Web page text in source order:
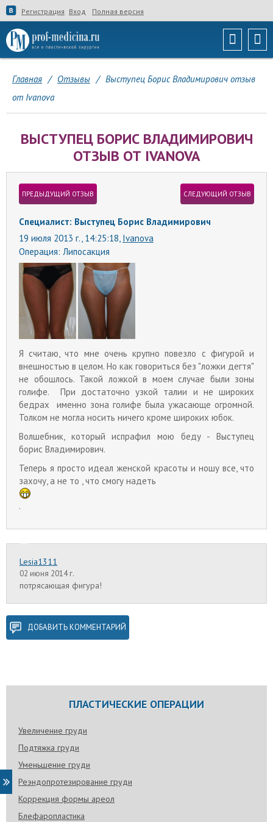
Регистрация Вход Полная версия
Главная / Отзывы / Выступец Борис Владимирович отзыв
от Ivanova
ВЫСТУПЕЦ БОРИС ВЛАДИМИРОВИЧ
ОТЗЫВ ОТ IVANOVA
ПРЕДЫДУЩИЙ ОТЗЫВ СЛЕДУЮЩИЙ ОТЗЫВ
Специалист: Выступец Борис Владимирович
19 июля 2013 г., 14:25:18, Ivanova
Операция: Липосакция
Я считаю, что мне очень крупно повезло с фигурой и
внешностью в целом. Но как говориться без "ложки дегтя"
не обошлось. Такой ложкой в моем случае были зоны
голифе. При достаточно узкой талии и не широких
бедрах именно зона голифе была ужасающе огромной.
Толком не могла носить ничего кроме широких юбок.
Волшебник, который испрафил мою беду - Выступец
борис Владимирович.
Теперь я просто идеал женской красоты и ношу все, что
захочу, а не то , что смогу надеть
.
Lesia1311
02 июня 2014 г.
потрясающая фигура!
ДОБАВИТЬ КОММЕНТАРИЙ
ПЛАСТИЧЕСКИЕ ОПЕРАЦИИ
Увеличение груди
Подтяжка груди
Уменьшение груди
Реэндопротезирование груди
Коррекция формы ареол
Блефаропластика